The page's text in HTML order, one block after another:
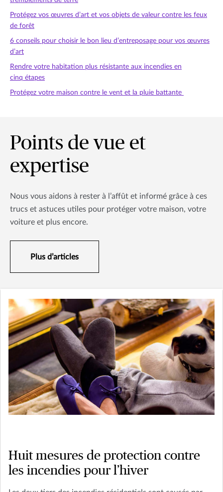
Protégez vos œuvres d’art et vos objets de valeur contre les feux
de forêt
6 conseils pour choisir le bon lieu d’entreposage pour vos œuvres
d’art
Rendre votre habitation plus résistante aux incendies en
cinq étapes
Protégez votre maison contre le vent et la pluie battante
Points de vue et
expertise
Nous vous aidons à rester à l’affût et informé grâce à ces
trucs et astuces utiles pour protéger votre maison, votre
voiture et plus encore.
Plus d’articles
Huit mesures de protection contre
les incendies pour l’hiver